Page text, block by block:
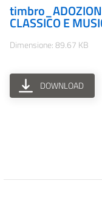
CLASSICO E
Dimensione: 89.67 KB
DOWNLOAD